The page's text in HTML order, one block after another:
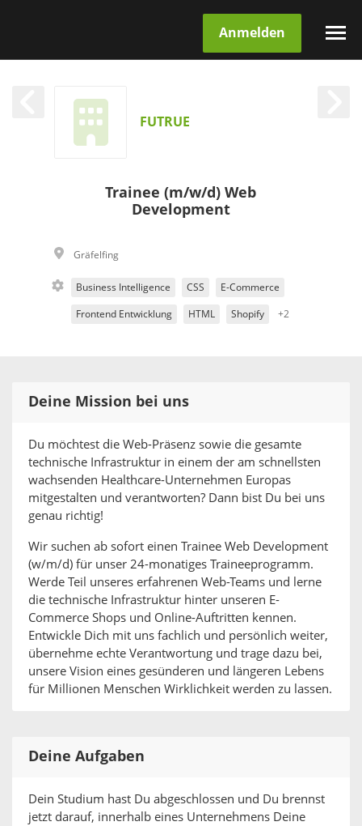
Anmelden
FUTRUE
Trainee (m/w/d) Web
Development
Gräfelfing
Business Intelligence CSS E-Commerce
Frontend Entwicklung HTML Shopify +2
Deine Mission bei uns
Du möchtest die Web-Präsenz sowie die gesamte
technische Infrastruktur in einem der am schnellsten
wachsenden Healthcare-Unternehmen Europas
mitgestalten und verantworten? Dann bist Du bei uns
genau richtig!
Wir suchen ab sofort einen Trainee Web Development
(w/m/d) für unser 24-monatiges Traineeprogramm.
Werde Teil unseres erfahrenen Web-Teams und lerne
die technische Infrastruktur hinter unseren E-
Commerce Shops und Online-Auftritten kennen.
Entwickle Dich mit uns fachlich und persönlich weiter,
übernehme echte Verantwortung und trage dazu bei,
unsere Vision eines gesünderen und längeren Lebens
für Millionen Menschen Wirklichkeit werden zu lassen.
Deine Aufgaben
Dein Studium hast Du abgeschlossen und Du brennst
jetzt darauf, innerhalb eines Unternehmens Deine